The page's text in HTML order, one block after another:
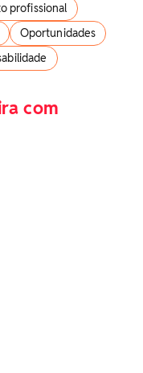
profissional
Oportunidades
com